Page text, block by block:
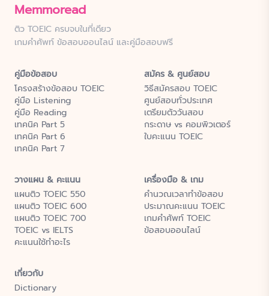
Memmoread
ติว TOEIC ครบจบในที่เดียว
เกมคำศัพท์ ข้อสอบออนไลน์ และคู่มือสอบฟรี
คู่มือข้อสอบ
โครงสร้างข้อสอบ TOEIC
คู่มือ Listening
คู่มือ Reading
เทคนิค Part 5
เทคนิค Part 6
เทคนิค Part 7
สมัคร & ศูนย์สอบ
วิธีสมัครสอบ TOEIC
ศูนย์สอบทั่วประเทศ
เตรียมตัววันสอบ
กระดาษ vs คอมพิวเตอร์
ใบคะแนน TOEIC
วางแผน & คะแนน
แผนติว TOEIC 550
แผนติว TOEIC 600
แผนติว TOEIC 700
TOEIC vs IELTS
คะแนนใช้ทำอะไร
เครื่องมือ & เกม
คำนวณเวลาทำข้อสอบ
ประมาณคะแนน TOEIC
เกมคำศัพท์ TOEIC
ข้อสอบออนไลน์
เกี่ยวกับ
Dictionary